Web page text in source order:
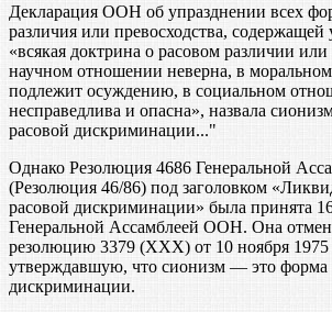
Декларация ООН об упразднении всех
различия или превосходства, содержащей
«всякая доктрина о расовом различии или
научном отношении неверна, в
подлежит осуждению, в социальном
несправедлива и опасна», назвала
расовой дискриминации..."
Однако Резолюция 4686 Генеральной
(Резолюция 46/86) под заголовком
расовой дискриминации» была принята
Генеральной Ассамблеей ООН. Она
резолюцию 3379 (ХХХ) от 10 ноября 1975
утверждавшую, что сионизм — это форма
дискриминации.